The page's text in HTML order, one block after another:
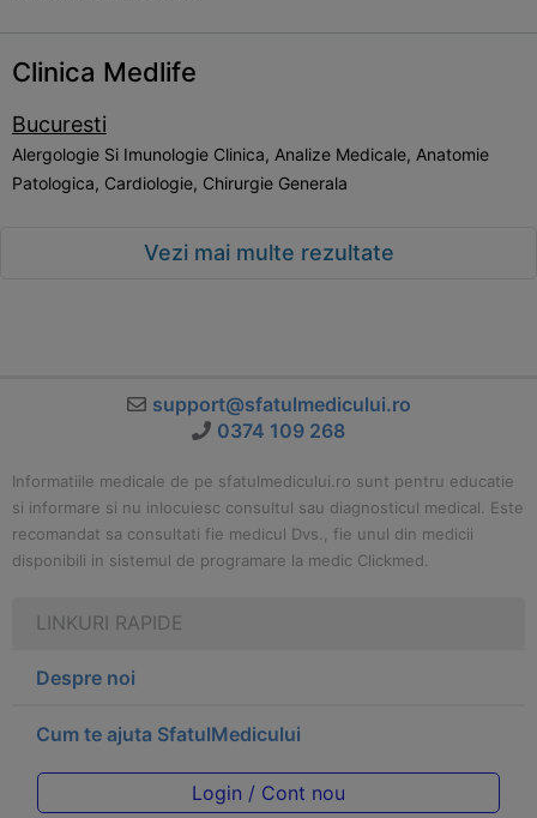
Clinica Medlife
Bucuresti
Alergologie Si Imunologie Clinica, Analize Medicale, Anatomie
Patologica, Cardiologie, Chirurgie Generala
Vezi mai multe rezultate
support@sfatulmedicului.ro
0374 109 268
Informatiile medicale de pe sfatulmedicului.ro sunt pentru educatie
si informare si nu inlocuiesc consultul sau diagnosticul medical. Este
recomandat sa consultati fie medicul Dvs., fie unul din medicii
disponibili in sistemul de programare la medic Clickmed.
LINKURI RAPIDE
Despre noi
Cum te ajuta SfatulMedicului
Login / Cont nou